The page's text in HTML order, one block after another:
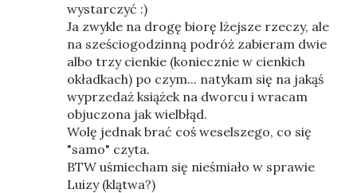
wystarczyć :)
Ja zwykle na drogę biorę lżejsze rzeczy, ale
na sześciogodzinną podróż zabieram dwie
albo trzy cienkie (koniecznie w cienkich
okładkach) po czym... natykam się na jakąś
wyprzedaż książek na dworcu i wracam
objuczona jak wielbłąd.
Wolę jednak brać coś weselszego, co się
"samo" czyta.
BTW uśmiecham się nieśmiało w sprawie
Luizy (klątwa?)